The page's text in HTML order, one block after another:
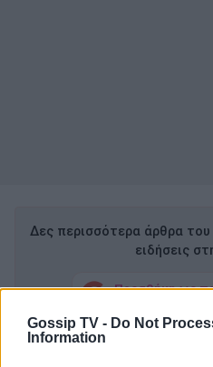
Gossip TV - Do Not
Information
Δες περισσότερα άρθρα
ειδήσεις
Προσθήκη ως